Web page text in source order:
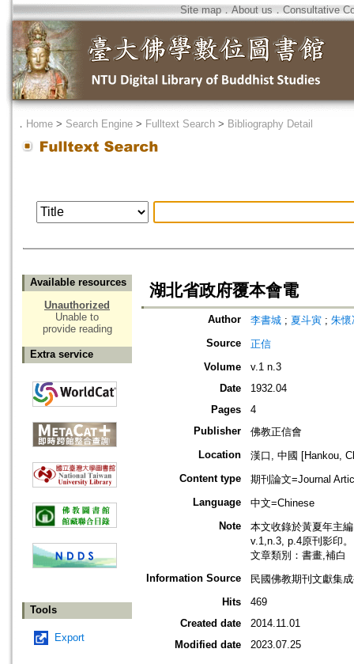
Site map．About us ． Consultative
． Home > Search Engine > Fulltext Search > Bibliography Detail
Available resources
Unauthorized
Unable to
provide reading
Extra service
Tools
Export
湖北省政府覆本會電
Author 李書城 ; 夏斗寅 ; 朱懷
Source
正信
Volume
v.1 n.3
Date
1932.04
Pages
4
Publisher
佛教正信會
Location
漢口, 中國 [Hankou,
Content type
期刊論文=Journal
Language
中文=Chinese
Note
本文收錄於黃夏年主
v.1,n.3, p.4原刊影印。
文章類別：書畫,補白
Information Source
民國佛教期刊文獻集
Hits
469
Created date
2014.11.01
Modified date
2023.07.25